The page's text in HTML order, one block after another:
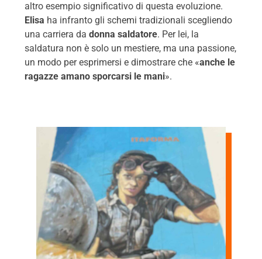
altro esempio significativo di questa evoluzione.
Elisa ha infranto gli schemi tradizionali scegliendo
una carriera dadonna saldatore. Per lei, la
saldatura non è solo un mestiere, ma una passione,
un modo per esprimersi e dimostrare che «anche le
ragazze amano sporcarsi le mani».